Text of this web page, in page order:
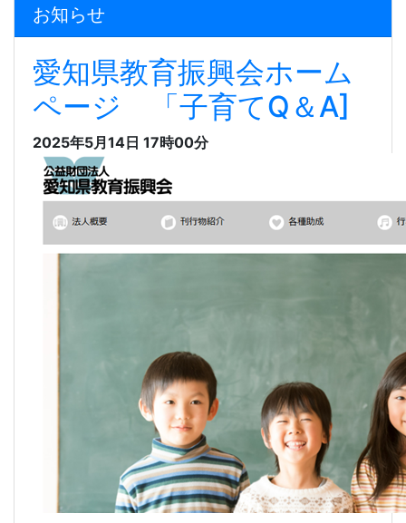
お知らせ
愛知県教育振興会ホーム
ページ 「子育てQ＆A]
2025年5月14日 17時00分